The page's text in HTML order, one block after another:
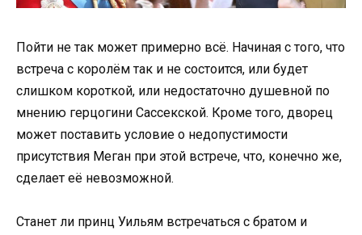
Пойти не так может примерно всё. Начиная с того, что
встреча с королём так и не состоится, или будет
слишком короткой, или недостаточно душевной по
мнению герцогини Сассекской. Кроме того, дворец
может поставить условие о недопустимости
присутствия Меган при этой встрече, что, конечно же,
сделает её невозможной.
Станет ли принц Уильям встречаться с братом и